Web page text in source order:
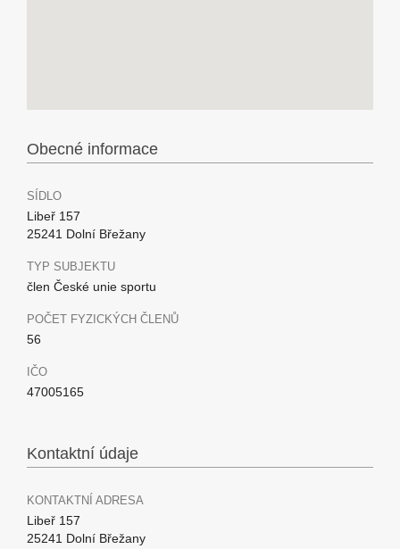
Obecné informace
SÍDLO
Libeř 157
25241 Dolní Břežany
TYP SUBJEKTU
člen České unie sportu
POČET FYZICKÝCH ČLENŮ
56
IČO
47005165
Kontaktní údaje
KONTAKTNÍ ADRESA
Libeř 157
25241 Dolní Břežany